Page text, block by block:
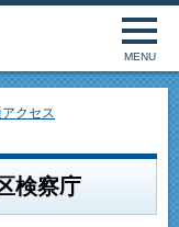
MENU
クセス
検察庁